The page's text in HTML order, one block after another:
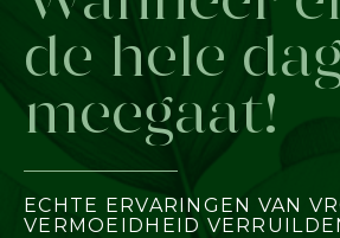
de hele
meegaat!
ECHTE ERVARINGEN VAN
VERMOEIDHEID